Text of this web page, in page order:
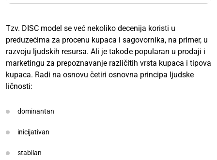
Tzv. DISC model se već nekoliko decenija koristi u
preduzećima za procenu kupaca i sagovornika, na primer, u
razvoju ljudskih resursa. Ali je takođe popularan u prodaji i
marketingu za prepoznavanje različitih vrsta kupaca i tipova
kupaca. Radi na osnovu četiri osnovna principa ljudske
ličnosti:
dominantan
inicijativan
stabilan